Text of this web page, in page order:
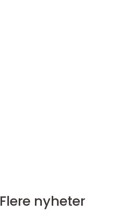
Flere nyheter